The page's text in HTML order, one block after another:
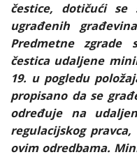
čestice, dotičući se
ugrađenih
Predmetne zgrade
čestica udaljene
19. u pogledu
propisano da se
određuje na
regulacijskog
ovim odredbama.